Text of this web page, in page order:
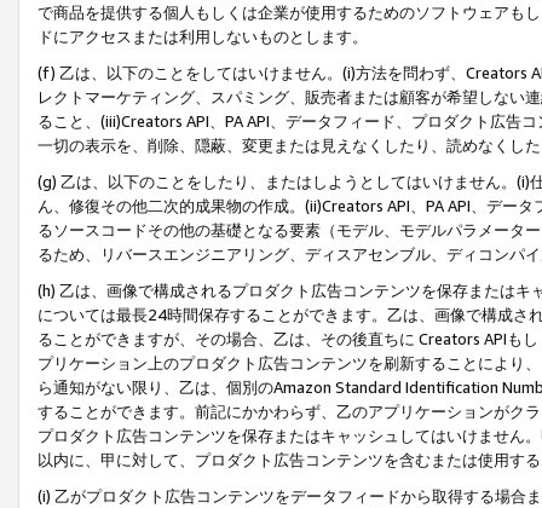
で商品を提供する個人もしくは企業が使用するためのソフトウェアも
ドにアクセスまたは利用しないものとします。
(f) 乙は、以下のことをしてはいけません。(i)方法を問わず、Creators
レクトマーケティング、スパミング、販売者または顧客が希望しない
ること、(iii)Creators API、PA API、データフィード、プロダクト広告
一切の表示を、削除、隠蔽、変更または見えなくしたり、読めなくし
(g) 乙は、以下のことをしたり、またはしようとしてはいけません。
ん、修復その他二次的成果物の作成。(ii)Creators API、PA API、デー
るソースコードその他の基礎となる要素（モデル、モデルパラメータ
るため、リバースエンジニアリング、ディスアセンブル、ディコンパ
(h) 乙は、画像で構成されるプロダクト広告コンテンツを保存または
については最長24時間保存することができます。乙は、画像で構成
ることができますが、その場合、乙は、その後直ちに Creators APIも
プリケーション上のプロダクト広告コンテンツを刷新することにより
ら通知がない限り、乙は、個別のAmazon Standard Identification
することができます。前記にかかわらず、乙のアプリケーションがク
プロダクト広告コンテンツを保存またはキャッシュしてはいけません
以内に、甲に対して、プロダクト広告コンテンツを含むまたは使用す
(i) 乙がプロダクト広告コンテンツをデータフィードから取得する場合